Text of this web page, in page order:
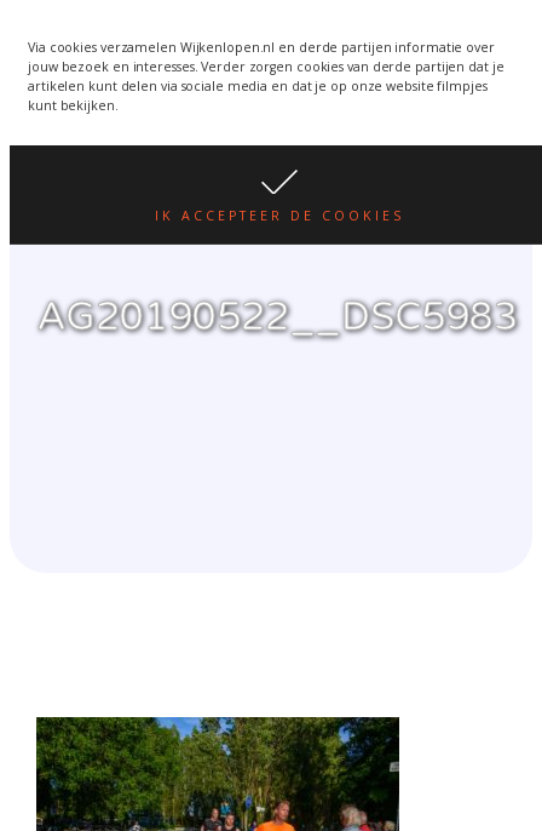
Via cookies verzamelen Wijkenlopen.nl en derde partijen informatie over
jouw bezoek en interesses. Verder zorgen cookies van derde partijen dat je
artikelen kunt delen via sociale media en dat je op onze website filmpjes
kunt bekijken.
IK ACCEPTEER DE COOKIES
wordt een week verplaatst
i.v.m. warmte. lees hier
WIJKENLOPEN.NL
AG20190522__DSC5983